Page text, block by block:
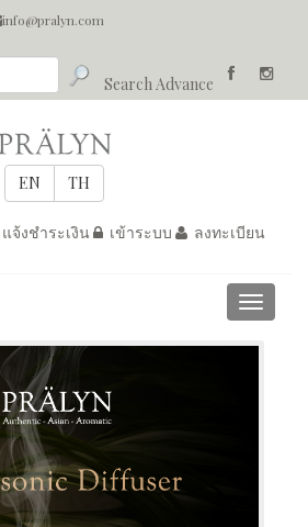
info@pralyn.com
Search Advance
แจ้งชำระเงิน เข้าระบบ ลงทะเบียน
Toggle